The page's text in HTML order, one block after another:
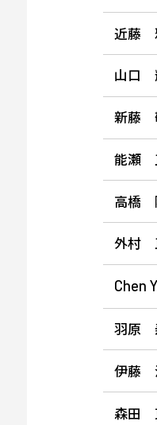
近藤
山口
新藤
能瀬
高橋
外村
Chen
羽原
伊藤
森田